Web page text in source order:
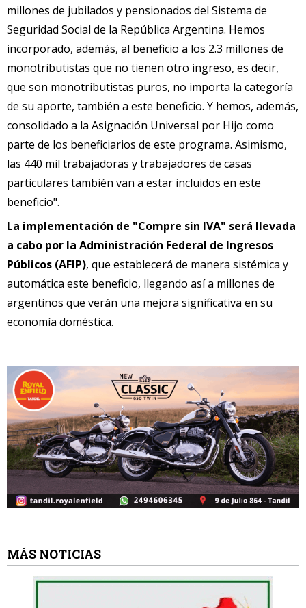
millones de jubilados y pensionados del Sistema de
Seguridad Social de la República Argentina. Hemos
incorporado, además, al beneficio a los 2.3 millones de
monotributistas que no tienen otro ingreso, es decir,
que son monotributistas puros, no importa la categoría
de su aporte, también a este beneficio. Y hemos, además,
consolidado a la Asignación Universal por Hijo como
parte de los beneficiarios de este programa. Asimismo,
las 440 mil trabajadoras y trabajadores de casas
particulares también van a estar incluidos en este
beneficio".
La implementación de "Compre sin IVA" será llevada
a cabo por la Administración Federal de Ingresos
Públicos (AFIP), que establecerá de manera sistémica y
automática este beneficio, llegando así a millones de
argentinos que verán una mejora significativa en su
economía doméstica.
MÁS NOTICIAS